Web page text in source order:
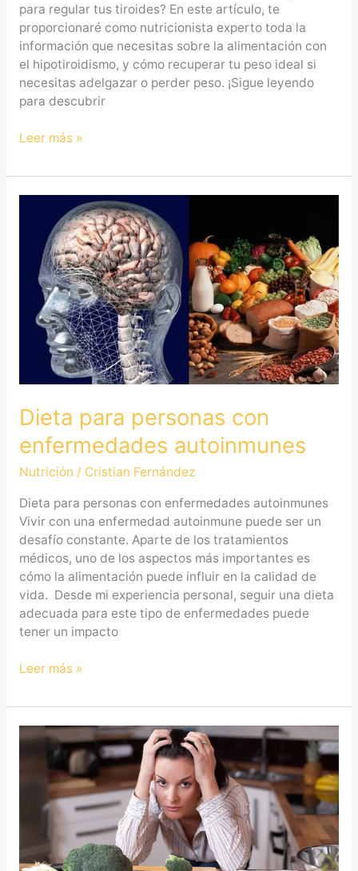
para regular tus tiroides? En este artículo, te
proporcionaré como nutricionista experto toda la
información que necesitas sobre la alimentación con
el hipotiroidismo, y cómo recuperar tu peso ideal si
necesitas adelgazar o perder peso. ¡Sigue leyendo
para descubrir
Leer más »
Dieta para personas con
enfermedades autoinmunes
Nutrición / Cristian Fernández
Dieta para personas con enfermedades autoinmunes
Vivir con una enfermedad autoinmune puede ser un
desafío constante. Aparte de los tratamientos
médicos, uno de los aspectos más importantes es
cómo la alimentación puede influir en la calidad de
vida. Desde mi experiencia personal, seguir una dieta
adecuada para este tipo de enfermedades puede
tener un impacto
personas
enfermedades
autoinmunes
Leer más »
Alimentos
estrés
incluir
dieta